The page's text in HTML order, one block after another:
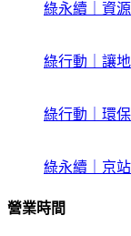
綠永續｜資
綠行動｜讓
綠行動｜環
綠永續｜京
營業時間